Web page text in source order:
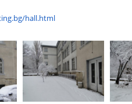
hall.html